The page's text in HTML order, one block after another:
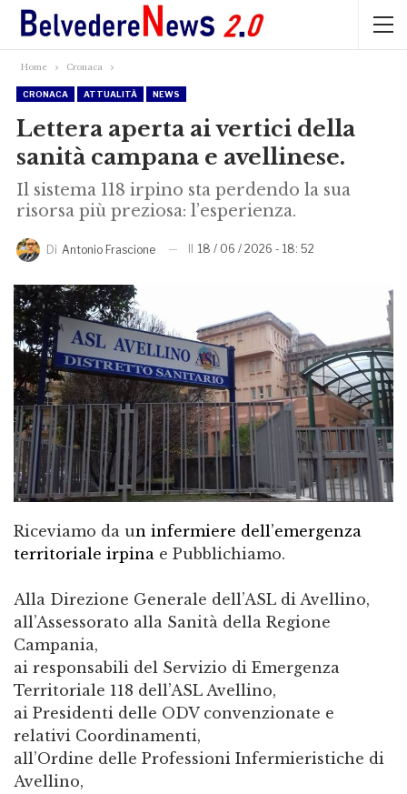
Home Cronaca
CRONACA ATTUALITÀ NEWS
Lettera aperta ai vertici della
sanità campana e avellinese.
Il sistema 118 irpino sta perdendo la sua
risorsa più preziosa: l’esperienza.
Di Antonio Frascione 18 / 06 / 2026 - 18: 52
Riceviamo da un infermiere dell’emergenza
territoriale irpina e Pubblichiamo.
Alla Direzione Generale dell’ASL di Avellino,
all’Assessorato alla Sanità della Regione
Campania,
ai responsabili del Servizio di Emergenza
Territoriale 118 dell’ASL Avellino,
ai Presidenti delle ODV convenzionate e
relativi Coordinamenti,
all’Ordine delle Professioni Infermieristiche di
Avellino,